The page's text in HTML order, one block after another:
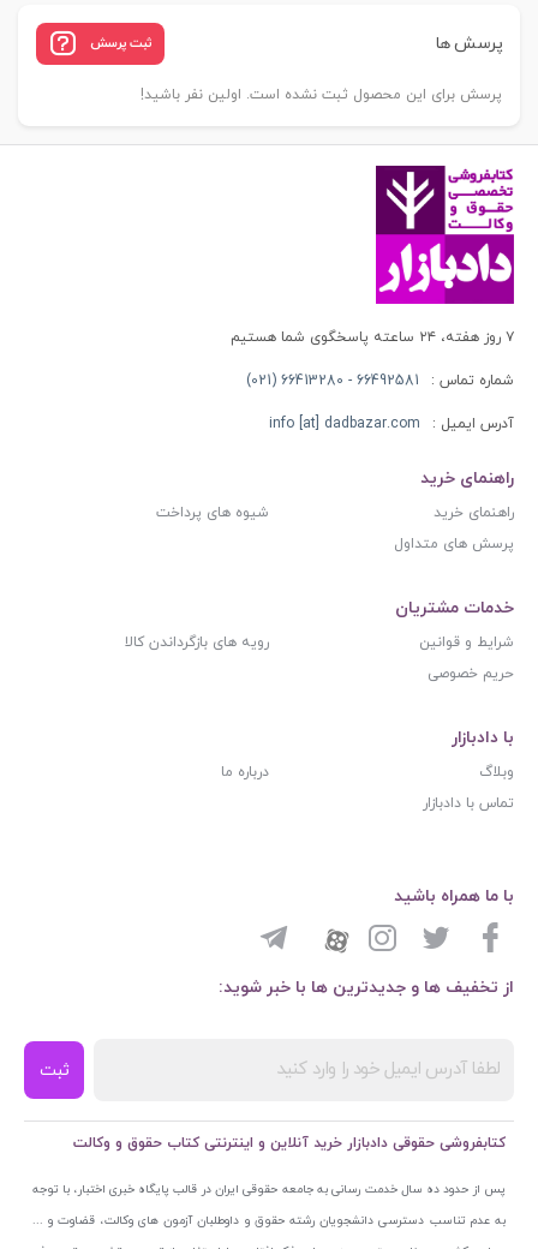
پرسش ها ثبت پرسش
پرسش برای این محصول ثبت نشده است. اولین نفر باشید!
۷ روز هفته، ۲۴ ساعته پاسخگوی شما هستیم
شماره تماس : 66492581 - 66413280 (021)
آدرس ایمیل : info [at] dadbazar.com
راهنمای خرید
راهنمای خرید
شیوه های پرداخت
پرسش های متداول
خدمات مشتریان
شرایط و قوانین
رویه های بازگرداندن کالا
حریم خصوصی
با دادبازار
وبلاگ
درباره ما
تماس با دادبازار
از تخفیف ها و جدیدترین ها با خبر شوید:
ثبت
با ما همراه باشید
کتابفروشی حقوقی دادبازار خرید آنلاین و اینترنتی کتاب حقوق و وکالت
پس از حدود ده سال خدمت رسانی به جامعه حقوقی ایران در قالب پایگاه خبری اختبار، با توجه
به عدم تناسب دسترسی دانشجویان رشته حقوق و داوطلبان آزمون های وکالت، قضاوت و ...